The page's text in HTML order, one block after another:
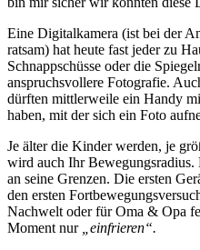
Eine Digitalkamera (ist bei der
ratsam) hat heute fast jeder zu
Schnappschüsse oder die
anspruchsvollere Fotografie.
dürften mittlerweile ein Handy
haben, mit der sich ein Foto
Je älter die Kinder werden, je
wird auch Ihr Bewegungsradius.
an seine Grenzen. Die ersten
den ersten
Nachwelt oder für Oma & Opa
Moment nur
„einfrieren“.